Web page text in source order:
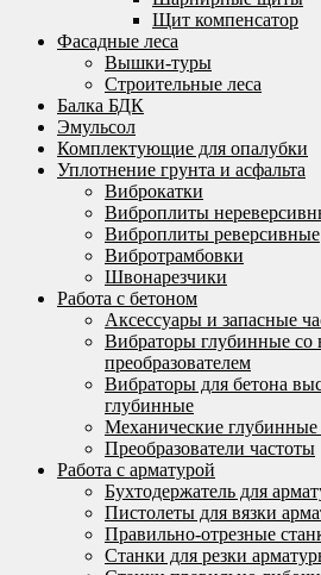
Щит компенсатор
Фасадные леса
Вышки-туры
Строительные леса
Балка БДК
Эмульсол
Комплектующие для опалубки
Уплотнение грунта и асфальта
Виброкатки
Виброплиты
Виброплиты реверсивные
Вибротрамбовки
Швонарезчики
Работа с бетоном
Аксессуары и запасные
Вибраторы глубинные со
преобразователем
Вибраторы для бетона
глубинные
Механические
Преобразователи частоты
Работа с арматурой
Бухтодержатель для
Пистолеты для вязки
Правильно-отрезные
Станки для резки